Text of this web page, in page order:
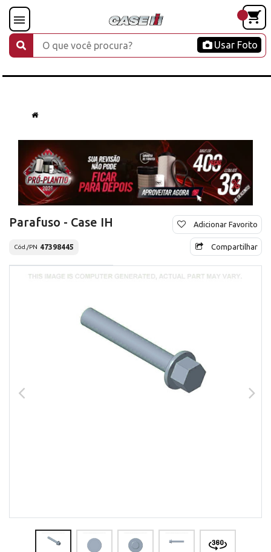
Usar Foto
Parafuso - Case IH
Cód./PN 47398445
Adicionar Favorito
Compartilhar